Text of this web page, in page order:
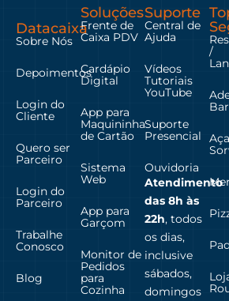
Datacaixa
Sobre Nós
Depoimentos
Login do
Cliente
Quero ser
Parceiro
Login do
Parceiro
Trabalhe
Conosco
Blog
Soluções
Frente de
Caixa PDV
Cardápio
Digital
App para
Maquininha
de Cartão
Sistema
Web
App para
Garçom
Monitor de
Pedidos
para
Cozinha
Suporte
Central de
Ajuda
Vídeos
Tutoriais
YouTube
Suporte
Presencial
Ouvidoria
Atendimento
das 8h às
22h, todos
os dias,
inclusive
sábados,
domingos
/
Bar